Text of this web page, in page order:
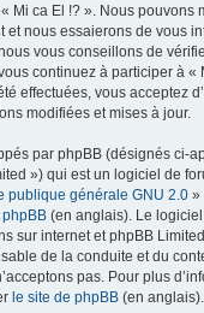
Mi ca El !? ». Nous pouvons
et nous essaierons de vous
vous conseillons de
continuez à participer à «
effectuées, vous acceptez
modifiées et mises à jour.
par phpBB (désignés ci-
») qui est un logiciel de
publique générale GNU 2.0 »
phpBB (en anglais). Le
sur internet et phpBB
de la conduite et du
pas. Pour plus
le site de phpBB (en anglais).